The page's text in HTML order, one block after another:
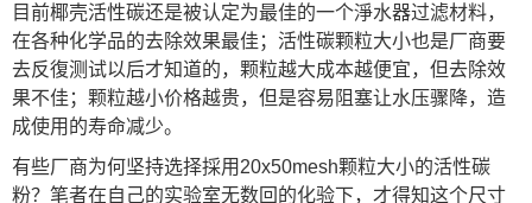
目前椰壳活性碳还是被认定为最佳的一个淨水器过滤材料，
在各种化学品的去除效果最佳；活性碳颗粒大小也是厂商要
去反復测试以后才知道的，颗粒越大成本越便宜，但去除效
果不佳；颗粒越小价格越贵，但是容易阻塞让水压骤降，造
成使用的寿命减少。
有些厂商为何坚持选择採用20x50mesh颗粒大小的活性碳
粉？笔者在自己的实验室无数回的化验下，才得知这个尺寸